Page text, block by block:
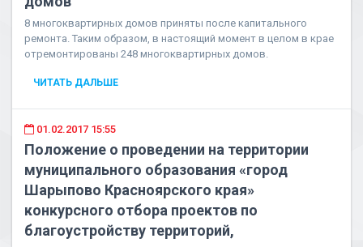
8 многоквартирных домов приняты после капитального
ремонта. Таким образом, в настоящий момент в целом в крае
отремонтированы 248 многоквартирных домов.
ЧИТАТЬ ДАЛЬШЕ
01.02.2017 15:55
Положение о проведении на территории
муниципального образования «город
Шарыпово Красноярского края»
конкурсного отбора проектов по
благоустройству территорий,